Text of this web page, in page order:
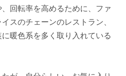
回転率を高めるために、ファ
スのチェーンのレストラン、
暖色系を多く取り入れている